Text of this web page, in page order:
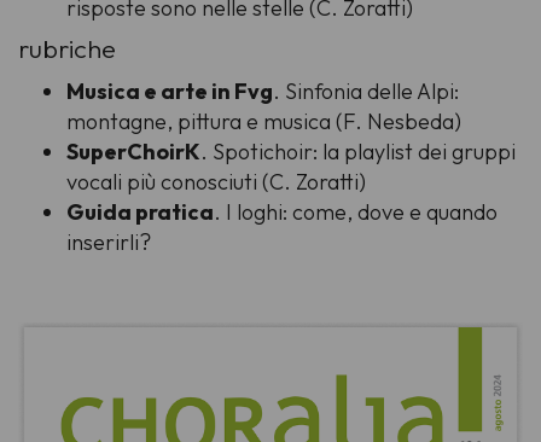
risposte sono nelle stelle (C. Zoratti)
rubriche
Musica e arte in Fvg. Sinfonia delle Alpi:
montagne, pittura e musica (F. Nesbeda)
SuperChoirK. Spotichoir: la playlist dei gruppi
vocali più conosciuti (C. Zoratti)
Guida pratica. I loghi: come, dove e quando
inserirli?